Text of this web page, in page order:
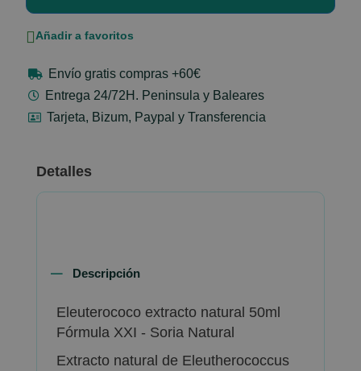
Añadir a favoritos
Envío gratis compras +60€
Entrega 24/72H. Peninsula y Baleares
Tarjeta, Bizum, Paypal y Transferencia
Detalles
Descripción
Eleuterococo extracto natural 50ml
Fórmula XXI - Soria Natural
Extracto natural de Eleutherococcus